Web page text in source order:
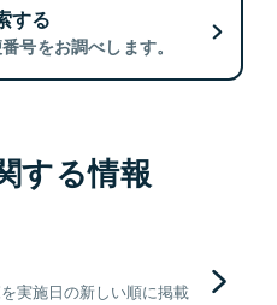
する
号をお調べします。
する情報
実施日の新しい順に掲載